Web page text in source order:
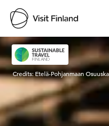
Visit
Credits: Etelä-Pohjanmaan